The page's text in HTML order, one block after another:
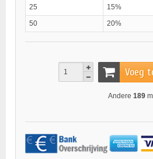
25
15%
50
20%
Voeg
Andere 189